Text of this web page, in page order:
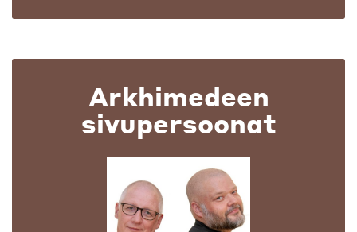
Arkhimedeen
sivupersoonat